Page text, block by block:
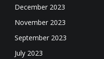
December 2023
November 2023
September 2023
July 2023